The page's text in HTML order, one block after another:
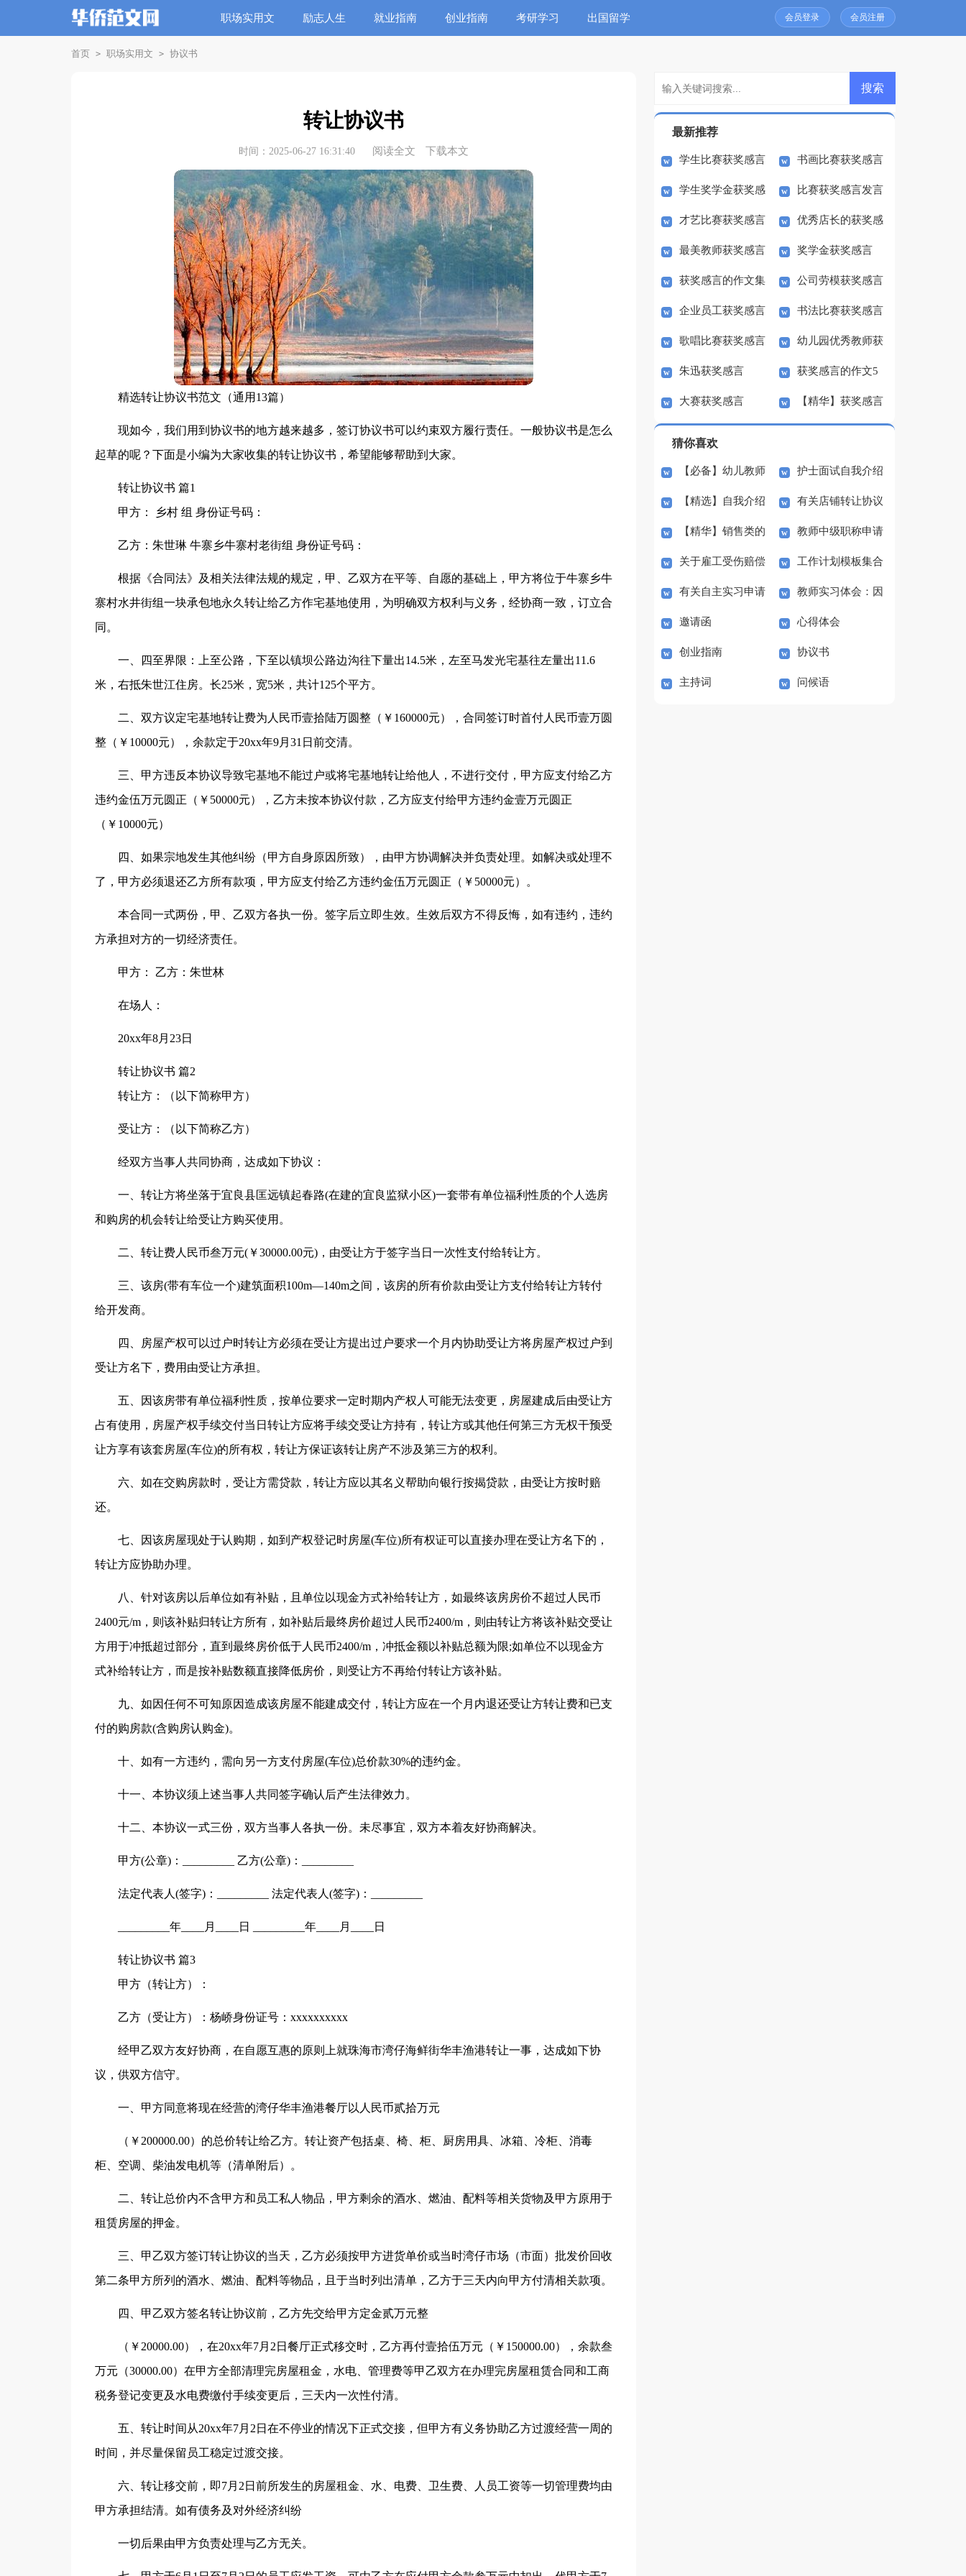
职场实用文 励志人生 就业指南 创业指南 考研学习 出国留学 会员登录 会员注册
首页 > 职场实用文 > 协议书
转让协议书
时间：2025-06-27 16:31:40 阅读全文 下载本文
精选转让协议书范文（通用13篇）
现如今，我们用到协议书的地方越来越多，签订协议书可以约束双方履行责任。一般协议书是怎么
起草的呢？下面是小编为大家收集的转让协议书，希望能够帮助到大家。
转让协议书 篇1
甲方： 乡村 组 身份证号码：
乙方：朱世琳 牛寨乡牛寨村老街组 身份证号码：
根据《合同法》及相关法律法规的规定，甲、乙双方在平等、自愿的基础上，甲方将位于牛寨乡牛
寨村水井街组一块承包地永久转让给乙方作宅基地使用，为明确双方权利与义务，经协商一致，订立合
同。
一、四至界限：上至公路，下至以镇坝公路边沟往下量出14.5米，左至马发光宅基往左量出11.6
米，右抵朱世江住房。长25米，宽5米，共计125个平方。
二、双方议定宅基地转让费为人民币壹拾陆万圆整（￥160000元），合同签订时首付人民币壹万圆
整（￥10000元），余款定于20xx年9月31日前交清。
三、甲方违反本协议导致宅基地不能过户或将宅基地转让给他人，不进行交付，甲方应支付给乙方
违约金伍万元圆正（￥50000元），乙方未按本协议付款，乙方应支付给甲方违约金壹万元圆正
（￥10000元）
四、如果宗地发生其他纠纷（甲方自身原因所致），由甲方协调解决并负责处理。如解决或处理不
了，甲方必须退还乙方所有款项，甲方应支付给乙方违约金伍万元圆正（￥50000元）。
本合同一式两份，甲、乙双方各执一份。签字后立即生效。生效后双方不得反悔，如有违约，违约
方承担对方的一切经济责任。
甲方： 乙方：朱世林
在场人：
20xx年8月23日
转让协议书 篇2
转让方：（以下简称甲方）
受让方：（以下简称乙方）
经双方当事人共同协商，达成如下协议：
一、转让方将坐落于宜良县匡远镇起春路(在建的宜良监狱小区)一套带有单位福利性质的个人选房
和购房的机会转让给受让方购买使用。
二、转让费人民币叁万元(￥30000.00元)，由受让方于签字当日一次性支付给转让方。
三、该房(带有车位一个)建筑面积100m—140m之间，该房的所有价款由受让方支付给转让方转付
给开发商。
四、房屋产权可以过户时转让方必须在受让方提出过户要求一个月内协助受让方将房屋产权过户到
受让方名下，费用由受让方承担。
五、因该房带有单位福利性质，按单位要求一定时期内产权人可能无法变更，房屋建成后由受让方
占有使用，房屋产权手续交付当日转让方应将手续交受让方持有，转让方或其他任何第三方无权干预受
让方享有该套房屋(车位)的所有权，转让方保证该转让房产不涉及第三方的权利。
六、如在交购房款时，受让方需贷款，转让方应以其名义帮助向银行按揭贷款，由受让方按时赔
还。
七、因该房屋现处于认购期，如到产权登记时房屋(车位)所有权证可以直接办理在受让方名下的，
转让方应协助办理。
八、针对该房以后单位如有补贴，且单位以现金方式补给转让方，如最终该房房价不超过人民币
2400元/m，则该补贴归转让方所有，如补贴后最终房价超过人民币2400/m，则由转让方将该补贴交受让
方用于冲抵超过部分，直到最终房价低于人民币2400/m，冲抵金额以补贴总额为限;如单位不以现金方
式补给转让方，而是按补贴数额直接降低房价，则受让方不再给付转让方该补贴。
九、如因任何不可知原因造成该房屋不能建成交付，转让方应在一个月内退还受让方转让费和已支
付的购房款(含购房认购金)。
十、如有一方违约，需向另一方支付房屋(车位)总价款30%的违约金。
十一、本协议须上述当事人共同签字确认后产生法律效力。
十二、本协议一式三份，双方当事人各执一份。未尽事宜，双方本着友好协商解决。
甲方(公章)：_________ 乙方(公章)：_________
法定代表人(签字)：_________ 法定代表人(签字)：_________
_________年____月____日 _________年____月____日
转让协议书 篇3
甲方（转让方）：
乙方（受让方）：杨峤身份证号：xxxxxxxxxx
经甲乙双方友好协商，在自愿互惠的原则上就珠海市湾仔海鲜街华丰渔港转让一事，达成如下协
议，供双方信守。
一、甲方同意将现在经营的湾仔华丰渔港餐厅以人民币贰拾万元
（￥200000.00）的总价转让给乙方。转让资产包括桌、椅、柜、厨房用具、冰箱、冷柜、消毒
柜、空调、柴油发电机等（清单附后）。
二、转让总价内不含甲方和员工私人物品，甲方剩余的酒水、燃油、配料等相关货物及甲方原用于
租赁房屋的押金。
三、甲乙双方签订转让协议的当天，乙方必须按甲方进货单价或当时湾仔市场（市面）批发价回收
第二条甲方所列的酒水、燃油、配料等物品，且于当时列出清单，乙方于三天内向甲方付清相关款项。
四、甲乙双方签名转让协议前，乙方先交给甲方定金贰万元整
（￥20000.00），在20xx年7月2日餐厅正式移交时，乙方再付壹拾伍万元（￥150000.00），余款叁
万元（30000.00）在甲方全部清理完房屋租金，水电、管理费等甲乙双方在办理完房屋租赁合同和工商
税务登记变更及水电费缴付手续变更后，三天内一次性付清。
五、转让时间从20xx年7月2日在不停业的情况下正式交接，但甲方有义务协助乙方过渡经营一周的
时间，并尽量保留员工稳定过渡交接。
六、转让移交前，即7月2日前所发生的房屋租金、水、电费、卫生费、人员工资等一切管理费均由
甲方承担结清。如有债务及对外经济纠纷
一切后果由甲方负责处理与乙方无关。
最新推荐
学生比赛获奖感言
发言稿
书画比赛获奖感言
学生奖学金获奖感
言
比赛获奖感言发言
稿
才艺比赛获奖感言 优秀店长的获奖感
言3文
最美教师获奖感言 奖学金获奖感言
【精】
获奖感言的作文集
锦六篇
公司劳模获奖感言
企业员工获奖感言
发言稿
书法比赛获奖感言
歌唱比赛获奖感言 幼儿园优秀教师获
奖感言
朱迅获奖感言 获奖感言的作文5
篇
大赛获奖感言 【精华】获奖感言
猜你喜欢
【必备】幼儿教师
培训总结集合5篇
护士面试自我介绍
(汇编15篇)
【精选】自我介绍
的作文300字集锦八篇
有关店铺转让协议
书3篇
【精华】销售类的
实习报告锦集六篇
教师中级职称申请
书
关于雇工受伤赔偿
协议书范本（精选3
篇）
工作计划模板集合
七篇
有关自主实习申请
书3篇
教师实习体会：因
材施教
邀请函 心得体会
创业指南 协议书
主持词 问候语